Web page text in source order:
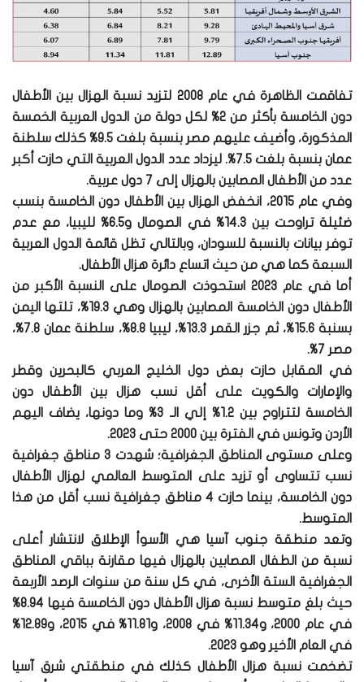
تفاقمت الظاهرة في عام 2008 لتزيد نسبة الهزال بين الأطفال
دون الخامسة بأكثر من 2% لكل دولة من الدول العربية الخمسة
المذكورة، وأضيف عليهم مصر بنسبة بلغت 9.5% كذلك سلطنة
عمان بنسبة بلغت 7.5%. ليزداد عدد الدول العربية التي حازت أكبر
عدد من الأطفال المصابين بالهزال إلى 7 دول عربية.
وفي عام 2015، انخفض الهزال بين الأطفال دون الخامسة بنسب
ضئيلة تراوحت بين 14.3% في الصومال و6.5% لليبيا، مع عدم
توفر بيانات بالنسبة للسودان، وبالتالي تظل قائمة الدول العربية
السبعة كما هي من حيث اتساع دائرة هزال الأطفال.
أما في عام 2023 استحوذت الصومال على النسبة الأكبر من
الأطفال دون الخامسة المصابين بالهزال وهي 19.3%، تلتها اليمن
بسنبة 15.6%، ثم جزر القمر 13.3%، ليبيا 8.8%، سلطنة عمان 7.8%،
مصر 7%.
في المقابل حازت بعض دول الخليج العربي كالبحرين وقطر
والإمارات والكويت على أقل نسب هزال بين الأطفال دون
الخامسة لتتراوح بين 1.2% إلي الـ 3% وما دونها، يضاف اليهم
الأردن وتونس في الفترة بين 2000 حتى 2023.
وعلى مستوى المناطق الجغرافية؛ شهدت 3 مناطق جغرافية
نسب تتساوى أو تزيد على المتوسط العالمي لهزال الأطفال
دون الخامسة، بينما حازت 4 مناطق جغرافية نسب أقل من هذا
المتوسط.
وتعد منطقة جنوب آسيا هي الأسوأ الإطلاق لانتشار أعلى
نسبة من الطفال المصابين بالهزال فيها مقارنة بباقي المناطق
الجغرافية الستة الأخرى، في كل سنة من سنوات الرصد الأربعة
حيث بلغ متوسط نسبة هزال الأطفال دون الخامسة فيها 8.94%
في عام 2000، و11.34% في 2008، و11.81% في 2015، و12.89%
في العام الأخير وهو 2023.
تضخمت نسبة هزال الأطفال كذلك في منطقتي شرق آسيا